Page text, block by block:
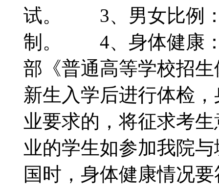
试。 3、男女比例：
制。 4、身体健康：
部《普通高等学校招
新生入学后进行体检
业要求的，将征求考
业的学生如参加我院
国时，身体健康情况